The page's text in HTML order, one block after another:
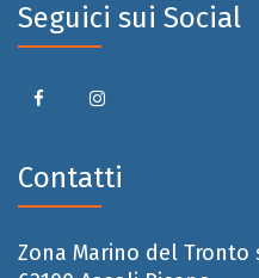
Seguici sui Social
Contatti
Zona Marino del Tronto